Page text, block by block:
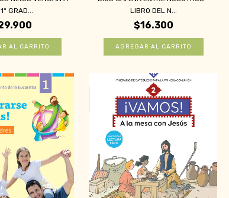
GRAD...
LIBRO DEL N...
$16.300